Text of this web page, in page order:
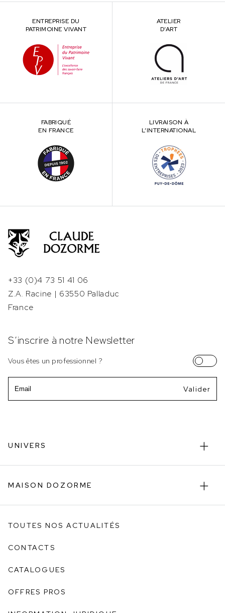
ENTREPRISE DU
PATRIMOINE VIVANT
ATELIER
D’ART
FABRIQUÉ
EN FRANCE
LIVRAISON À
L’INTERNATIONAL
+33 (0)4 73 51 41 06
Z.A. Racine | 63550 Palladuc
France
S’inscrire à notre Newsletter
Vous êtes un professionnel ?
UNIVERS
MAISON DOZORME
TOUTES NOS ACTUALITÉS
CONTACTS
CATALOGUES
OFFRES PROS